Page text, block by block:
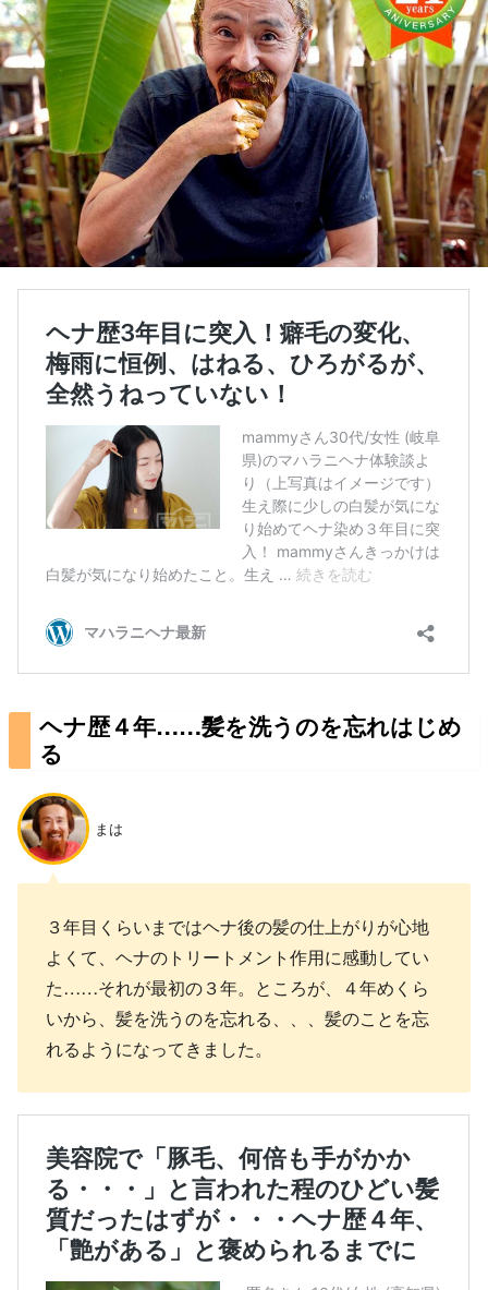
ヘナ歴４年……髪を洗うのを忘れはじめ
る
まは
３年目くらいまではヘナ後の髪の仕上がりが心地
よくて、ヘナのトリートメント作用に感動してい
た……それが最初の３年。ところが、４年めくら
いから、髪を洗うのを忘れる、、、髪のことを忘
れるようになってきました。